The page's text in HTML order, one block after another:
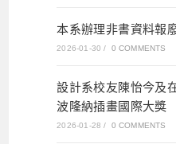
本系辦理非書資料報
2026-01-30 / 0 COMMENTS
設計系校友陳怡今及
波隆納插畫國際大獎
2026-01-28 / 0 COMMENTS